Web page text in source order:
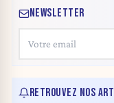
NEWSLETTER
RETROUVEZ NOS